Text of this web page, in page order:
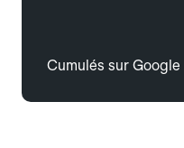
Cumulés sur